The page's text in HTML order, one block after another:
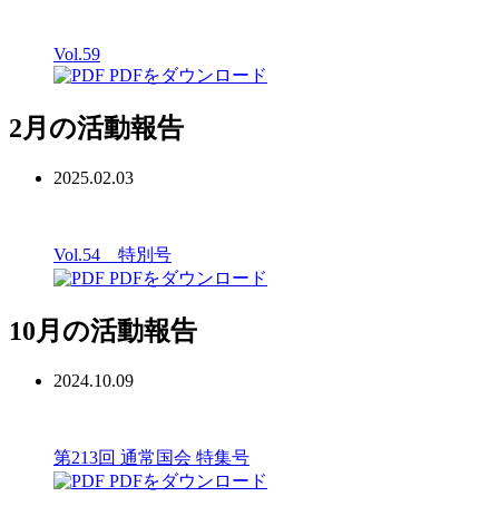
Vol.59
PDFをダウンロード
2月の活動報告
2025.02.03
Vol.54 特別号
PDFをダウンロード
10月の活動報告
2024.10.09
第213回 通常国会 特集号
PDFをダウンロード